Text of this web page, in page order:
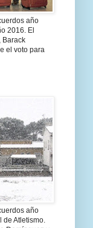
año
2016. El
Barack
el voto para
año
de Atletismo.